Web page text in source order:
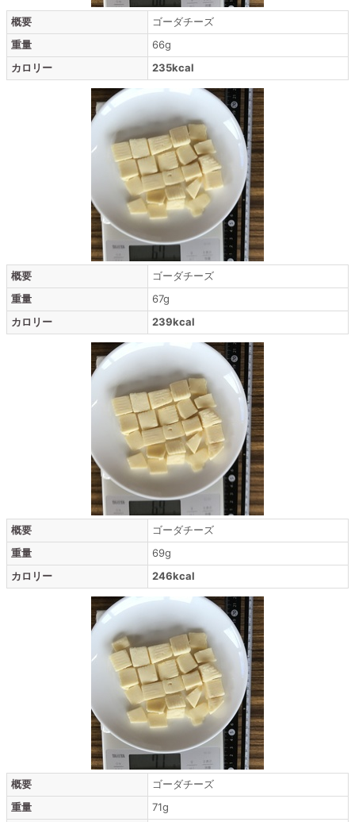
概要
ゴーダチーズ
重量
66g
カロリー
235kcal
概要
ゴーダチーズ
重量
67g
カロリー
239kcal
概要
ゴーダチーズ
重量
69g
カロリー
246kcal
概要
ゴーダチーズ
重量
71g